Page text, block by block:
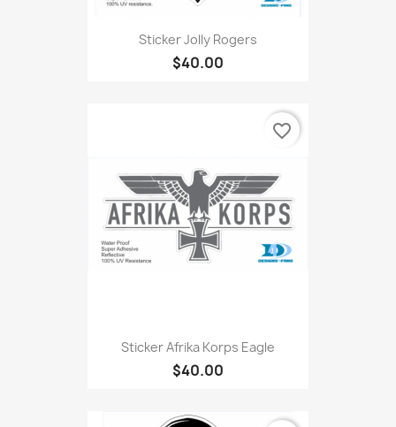
Sticker Jolly Rogers
$40.00
Sticker Afrika Korps Eagle
$40.00
favorite_border